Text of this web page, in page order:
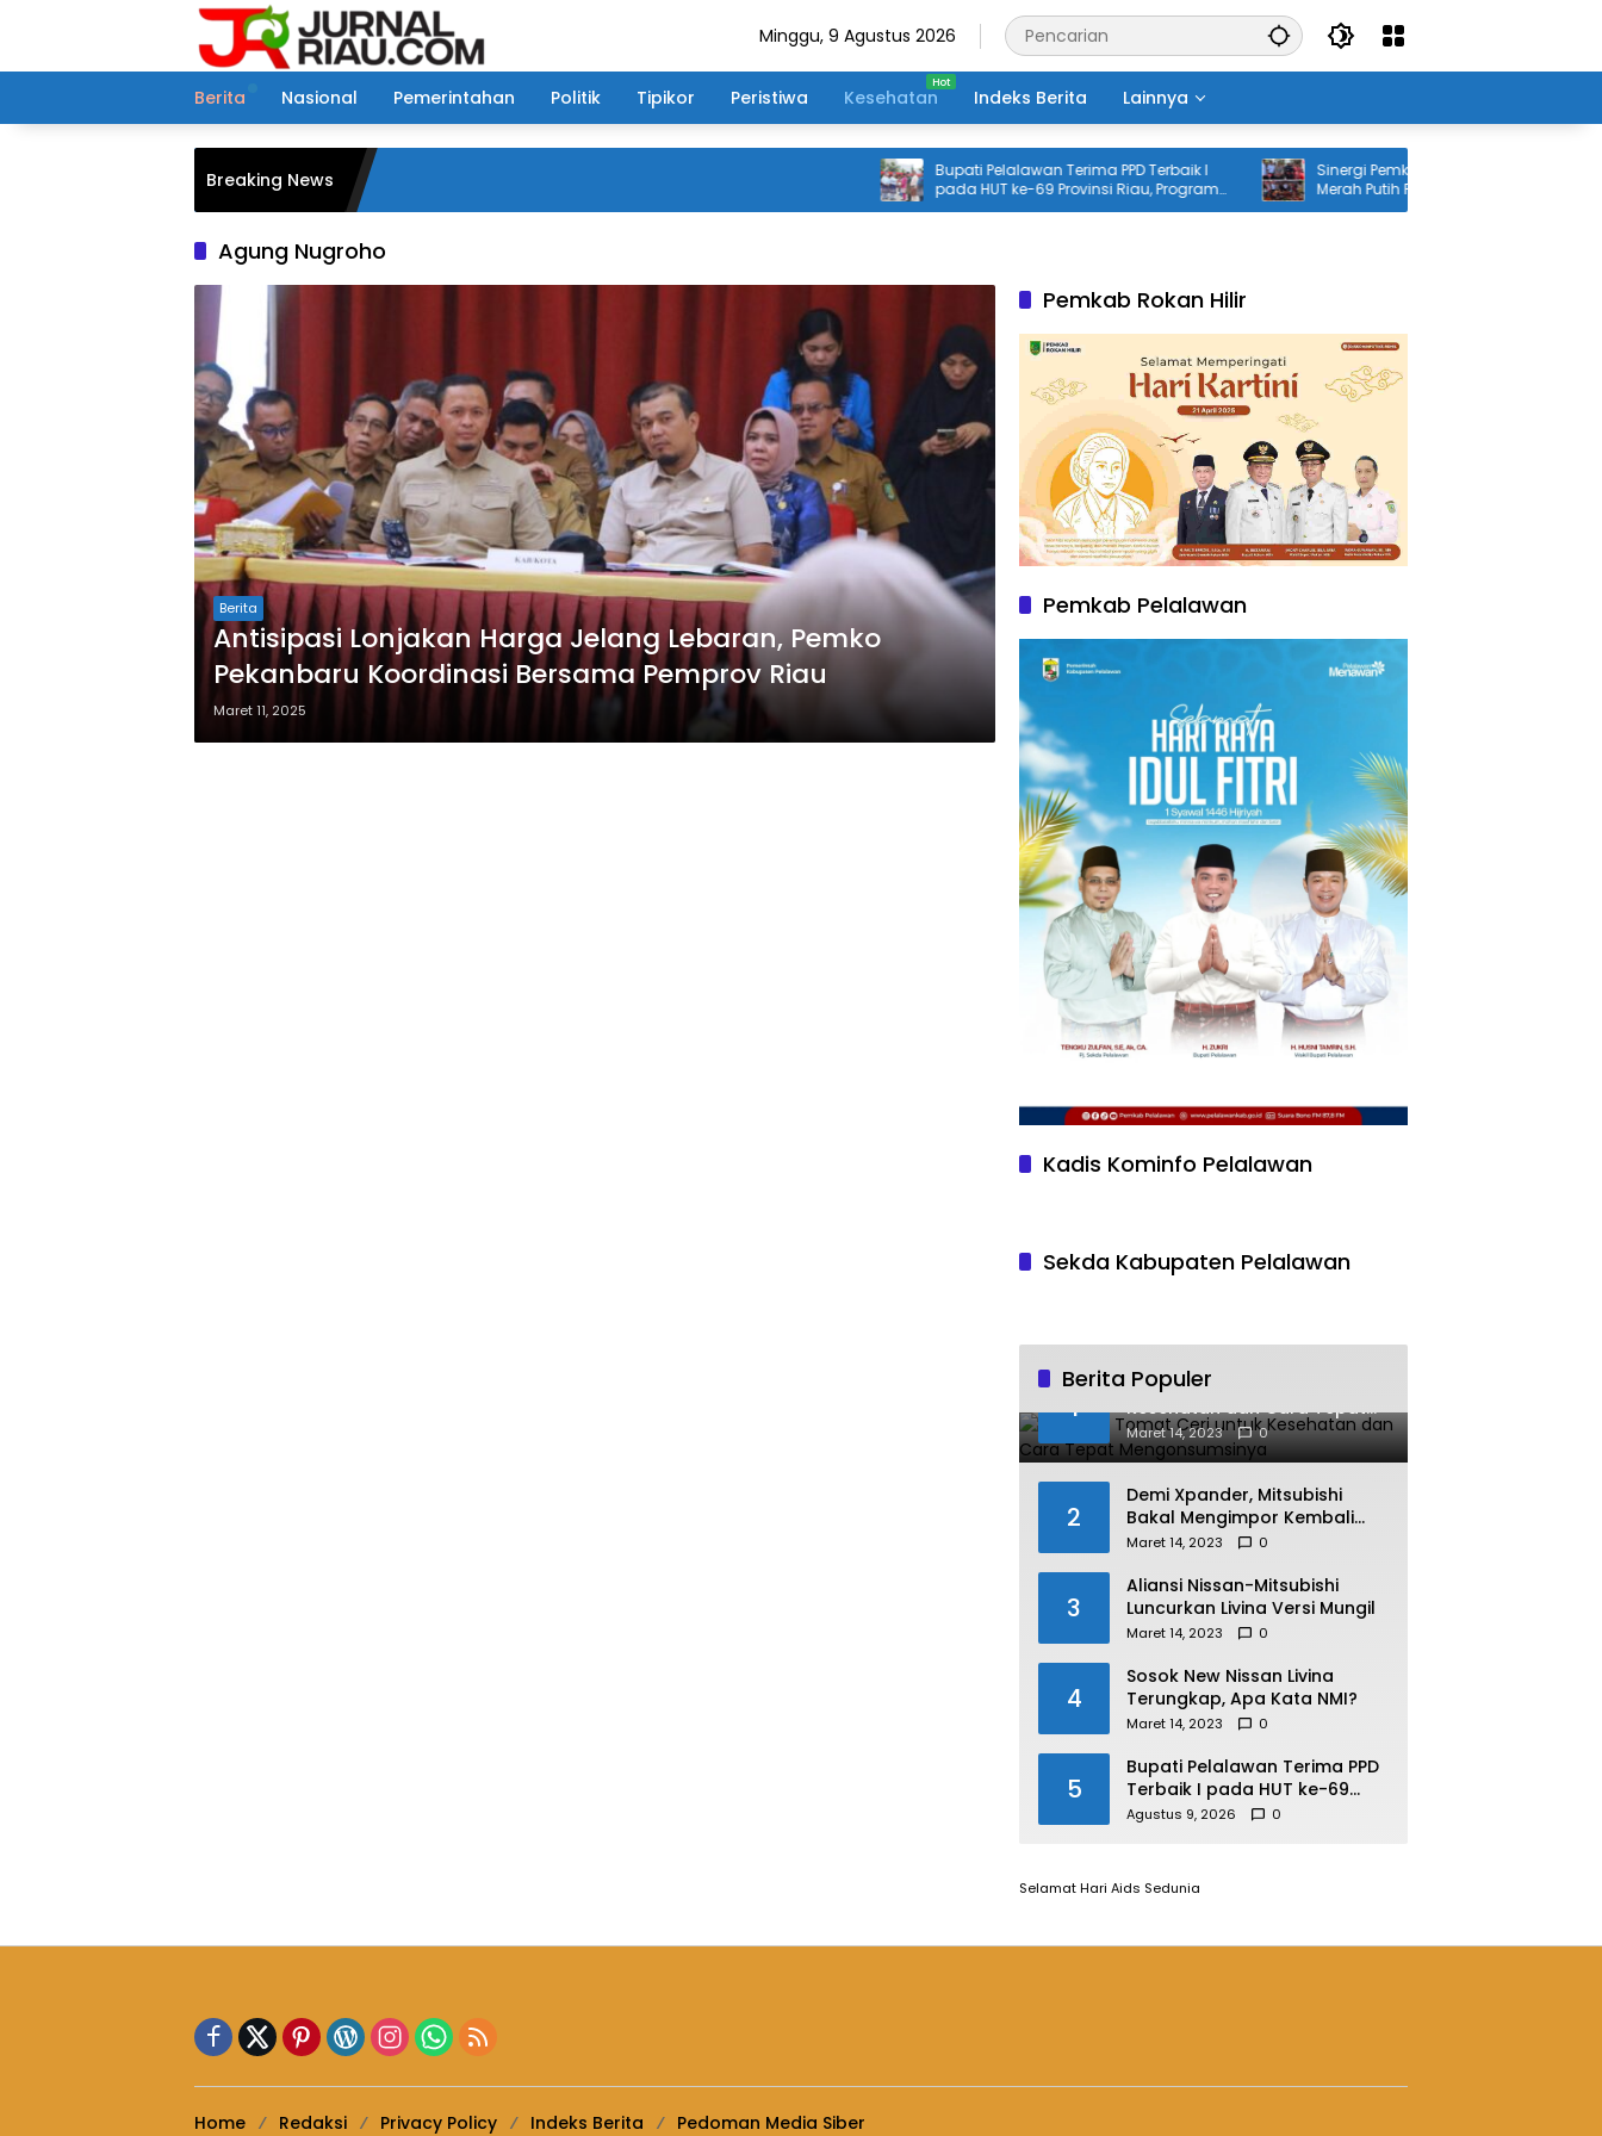
Minggu, 9 Agustus 2026
Berita Nasional Pemerintahan Politik Tipikor Peristiwa Kesehatan Indeks Berita Lainnya
Breaking News
Bupati Pelalawan Terima PPD Terbaik I
pada HUT ke-69 Provinsi Riau, Program
Santunan Anak Yatim Jadi Sorotan
Sinergi Pemkab dan Polri, Jembatan
Merah Putih Presisi Resmi Dibuka untuk
Masyarakat Desa Rangsang
Agung Nugroho
Berita
Antisipasi Lonjakan Harga Jelang Lebaran, Pemko
Pekanbaru Koordinasi Bersama Pemprov Riau
Maret 11, 2025
Pemkab Rokan Hilir
Pemkab Pelalawan
Kadis Kominfo Pelalawan
Sekda Kabupaten Pelalawan
Berita Populer
1
Manfaat Tomat Ceri untuk
Kesehatan dan Cara Tepat
Mengonsumsinya
Maret 14, 2023 0
2
Demi Xpander, Mitsubishi
Bakal Mengimpor Kembali
Pajero Sport
Maret 14, 2023 0
3
Aliansi Nissan-Mitsubishi
Luncurkan Livina Versi Mungil
Maret 14, 2023 0
4
Sosok New Nissan Livina
Terungkap, Apa Kata NMI?
Maret 14, 2023 0
5
Bupati Pelalawan Terima PPD
Terbaik I pada HUT ke-69
Provinsi Riau, Program
Agustus 9, 2026 0
Selamat Hari Aids Sedunia
Home Redaksi Privacy Policy Indeks Berita Pedoman Media Siber